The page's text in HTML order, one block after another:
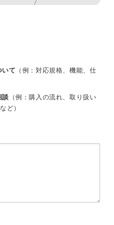
いて （例：対応規格、機能、仕
談 （例：購入の流れ、取り扱い
ど）